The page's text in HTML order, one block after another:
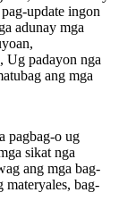
update ingon
adunay mga
Ug padayon nga
ang mga
pagbag-o ug
sikat nga
ang mga bag-
bag-